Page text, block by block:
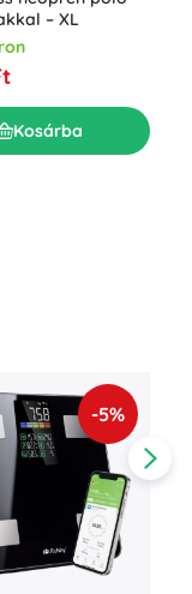
– XL
Kosárba
-5%